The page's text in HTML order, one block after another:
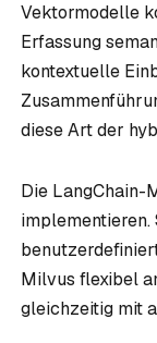
Vektormodelle
Erfassung
kontextuelle
diese Art der
Die LangChain-
Milvus flexibel
gleichzeitig mit